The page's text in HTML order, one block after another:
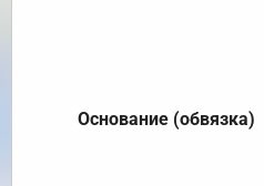
Основание (обвязка)